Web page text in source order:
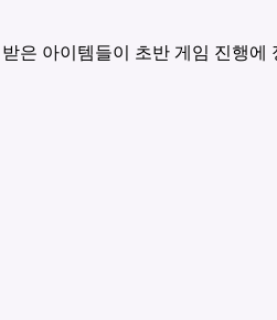
은 아이템들이 초반 게임 진행에